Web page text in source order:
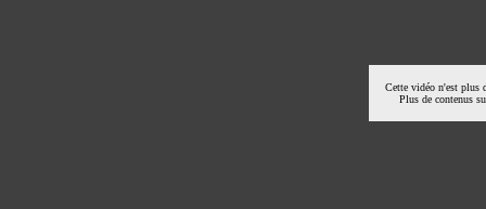
Cette vidéo n'est plus
Plus de contenus